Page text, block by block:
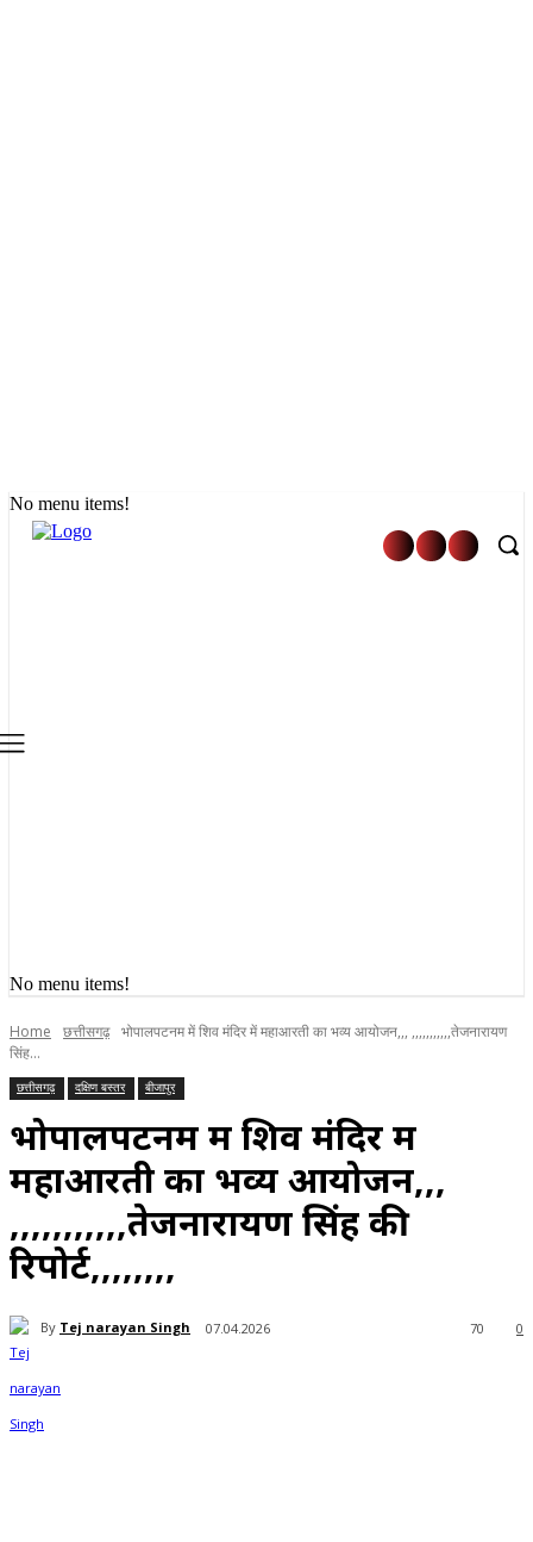
No menu items!
No menu items!
Home छत्तीसगढ़ भोपालपटनम में शिव मंदिर में महाआरती का भव्य आयोजन,,, ,,,,,,,,,,,तेजनारायण
सिंह...
छत्तीसगढ़ दक्षिण बस्तर बीजापुर
भोपालपटनम में शिव मंदिर में
महाआरती का भव्य आयोजन,,,
,,,,,,,,,,,तेजनारायण सिंह की
रिपोर्ट,,,,,,,,
By Tej narayan Singh 07.04.2026 0
70